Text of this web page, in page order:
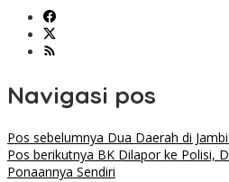
Navigasi pos
Pos sebelumnya Dua Daerah di
Pos berikutnya BK Dilapor ke Polisi,
Ponaannya Sendiri